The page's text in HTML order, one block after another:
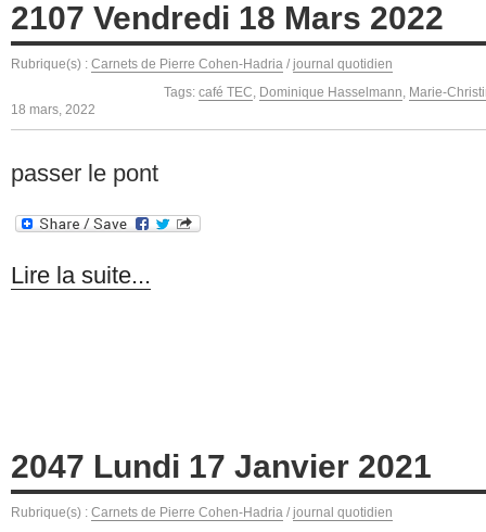
2107 Vendredi 18 Mars 2022
Rubrique(s) : Carnets de Pierre Cohen-Hadria / journal quotidien
Tags: café TEC, Dominique Hasselmann, Marie-
18 mars, 2022
passer le pont
Lire la suite...
2047 Lundi 17 Janvier 2021
Rubrique(s) : Carnets de Pierre Cohen-Hadria / journal quotidien